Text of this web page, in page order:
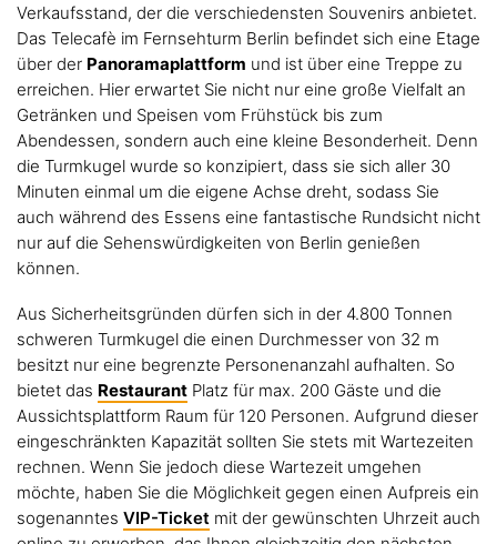
Verkaufsstand, der die verschiedensten Souvenirs anbietet.
Das Telecafè im Fernsehturm Berlin befindet sich eine Etage
über der Panoramaplattform und ist über eine Treppe zu
erreichen. Hier erwartet Sie nicht nur eine große Vielfalt an
Getränken und Speisen vom Frühstück bis zum
Abendessen, sondern auch eine kleine Besonderheit. Denn
die Turmkugel wurde so konzipiert, dass sie sich aller 30
Minuten einmal um die eigene Achse dreht, sodass Sie
auch während des Essens eine fantastische Rundsicht nicht
nur auf die Sehenswürdigkeiten von Berlin genießen
können.
Aus Sicherheitsgründen dürfen sich in der 4.800 Tonnen
schweren Turmkugel die einen Durchmesser von 32 m
besitzt nur eine begrenzte Personenanzahl aufhalten. So
bietet das Restaurant Platz für max. 200 Gäste und die
Aussichtsplattform Raum für 120 Personen. Aufgrund dieser
eingeschränkten Kapazität sollten Sie stets mit Wartezeiten
rechnen. Wenn Sie jedoch diese Wartezeit umgehen
möchte, haben Sie die Möglichkeit gegen einen Aufpreis ein
sogenanntes VIP-Ticket mit der gewünschten Uhrzeit auch